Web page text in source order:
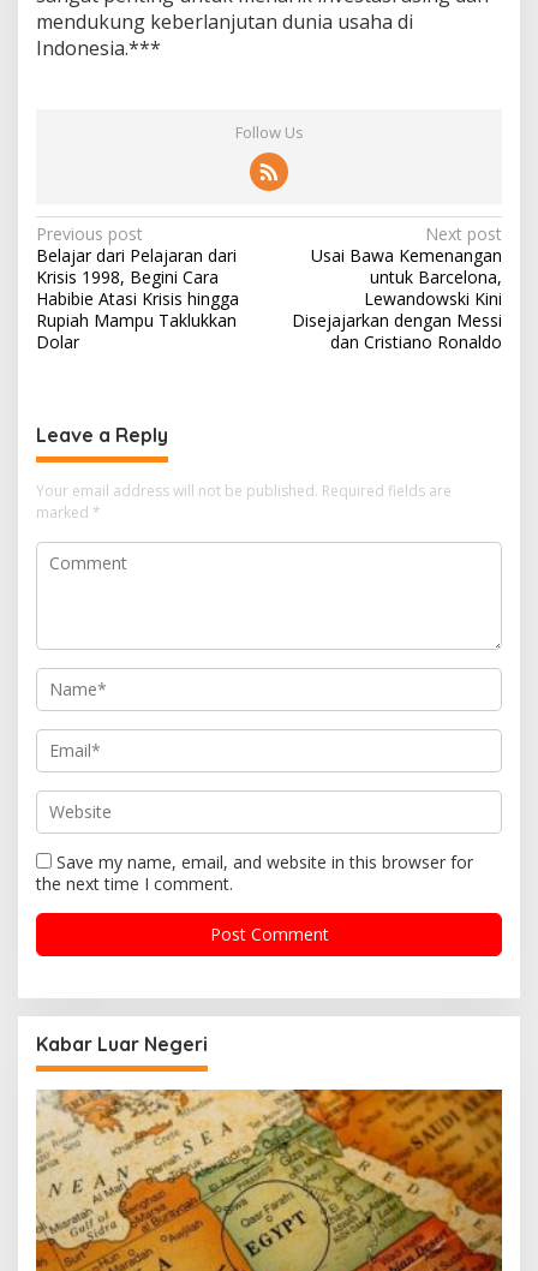
mendukung keberlanjutan dunia usaha di
Indonesia.***
Follow Us
Post
navigation
Previous post
Belajar dari Pelajaran dari
Krisis 1998, Begini Cara
Habibie Atasi Krisis hingga
Rupiah Mampu Taklukkan
Dolar
Next post
Usai Bawa Kemenangan
untuk Barcelona,
Lewandowski Kini
Disejajarkan dengan Messi
dan Cristiano Ronaldo
Leave a Reply
Your email address will not be published. Required fields are
marked *
Save my name, email, and website in this browser for
the next time I comment.
Kabar Luar Negeri